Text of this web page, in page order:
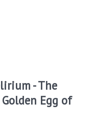
- The
Egg of